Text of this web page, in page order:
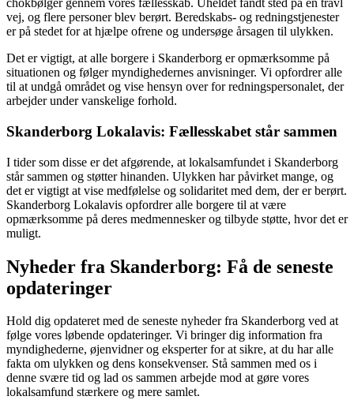
chokbølger gennem vores fællesskab. Uheldet fandt sted på en travl
vej, og flere personer blev berørt. Beredskabs- og redningstjenester
er på stedet for at hjælpe ofrene og undersøge årsagen til ulykken.
Det er vigtigt, at alle borgere i Skanderborg er opmærksomme på
situationen og følger myndighedernes anvisninger. Vi opfordrer alle
til at undgå området og vise hensyn over for redningspersonalet, der
arbejder under vanskelige forhold.
Skanderborg Lokalavis: Fællesskabet står sammen
I tider som disse er det afgørende, at lokalsamfundet i Skanderborg
står sammen og støtter hinanden. Ulykken har påvirket mange, og
det er vigtigt at vise medfølelse og solidaritet med dem, der er berørt.
Skanderborg Lokalavis opfordrer alle borgere til at være
opmærksomme på deres medmennesker og tilbyde støtte, hvor det er
muligt.
Nyheder fra Skanderborg: Få de seneste
opdateringer
Hold dig opdateret med de seneste nyheder fra Skanderborg ved at
følge vores løbende opdateringer. Vi bringer dig information fra
myndighederne, øjenvidner og eksperter for at sikre, at du har alle
fakta om ulykken og dens konsekvenser. Stå sammen med os i
denne svære tid og lad os sammen arbejde mod at gøre vores
lokalsamfund stærkere og mere samlet.